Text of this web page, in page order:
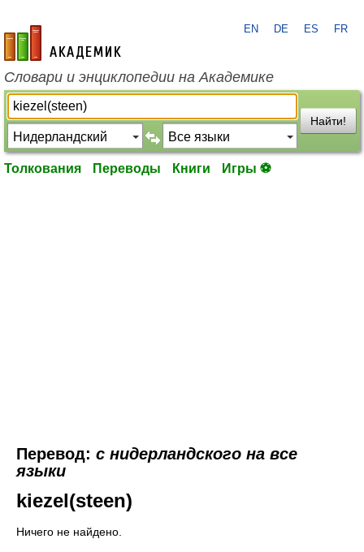
academic.ru
EN DE ES FR
Словари и энциклопедии на Академике
Найти!
Толкования Переводы Книги Игры ⚽
Перевод: с нидерландского на все
языки
kiezel(steen)
Ничего не найдено.